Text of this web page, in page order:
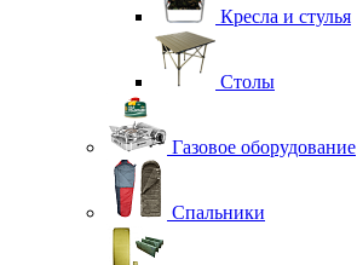
Кресла и стулья
Столы
Газовое оборудование
Спальники